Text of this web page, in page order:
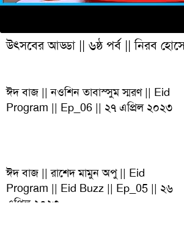
উৎসবের আড্ডা || ৬ষ্ঠ পর্ব || নিরব
ঈদ বাজ || নওশিন তাবাস্সুম স্মরণ || Eid
Program || Ep_06 || ২৭ এপ্রিল ২০২৩
ঈদ বাজ || রাশেদ মামুন অপু || Eid
Program || Eid Buzz || Ep_05 || ২৬
এপ্রিল ২০২৩